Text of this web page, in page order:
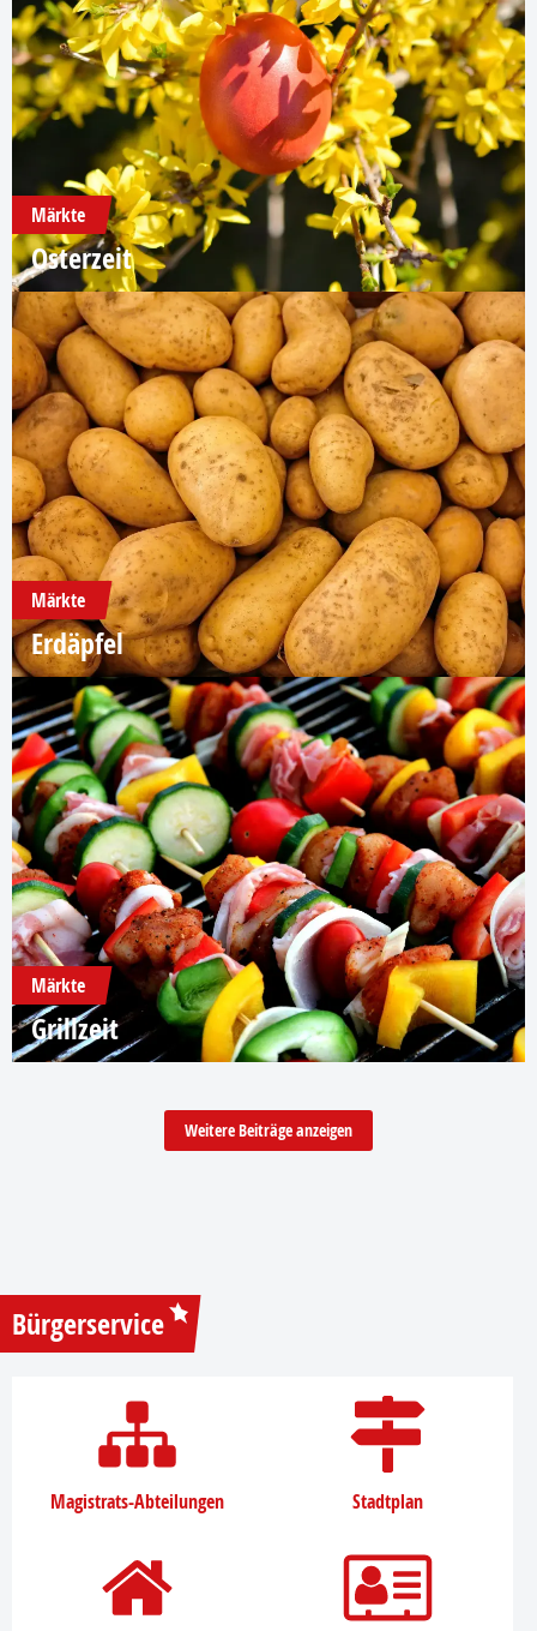
Märkte
Osterzeit
Märkte
Erdäpfel
Märkte
Grillzeit
Weitere Beiträge anzeigen
Bürgerservice
Magistrats-Abteilungen Stadtplan